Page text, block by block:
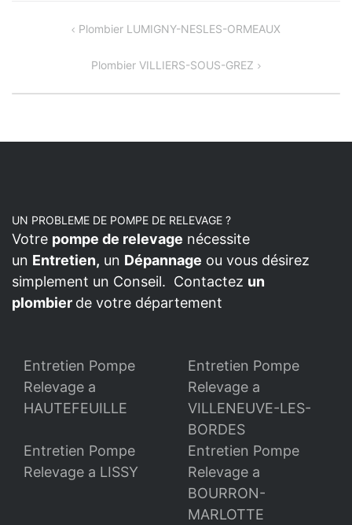
NAVIGATIONPlombier LUMIGNY-NESLES-ORMEAUX
Plombier VILLIERS-SOUS-GREZ
UN PROBLEME DE POMPE DE RELEVAGE ?
Votre pompe de relevage nécessite
un Entretien, un Dépannage ou vous désirez
simplement un Conseil. Contactez un
plombier de votre département
Entretien Pompe
Relevage a
HAUTEFEUILLE
Entretien Pompe
Relevage a
VILLENEUVE-LES-
BORDES
Entretien Pompe
Relevage a LISSY
Entretien Pompe
Relevage a
BOURRON-
MARLOTTE